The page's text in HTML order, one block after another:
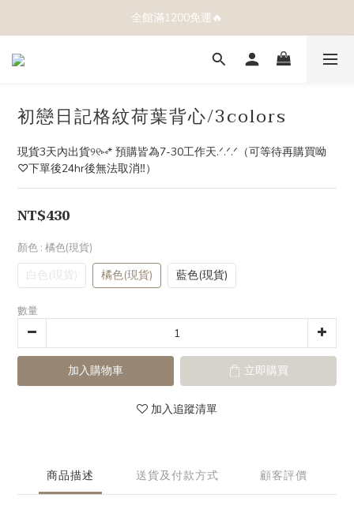
全館滿1200免運🔥
初戀日記格紋荷葉背心/3colors
現貨3天內出貨୨୧⑅* 預購皆為7-30工作天.ᐟ.ᐟ.ᐟ（可等待再購買呦
♡下單後24hr後無法取消‼️）
NT$430
顏色 : 橘色(現貨)
白色(現貨) 橘色(現貨) 藍色(現貨)
數量
加入購物車 立即購買
加入追蹤清單
商品描述 送貨及付款方式 顧客評價